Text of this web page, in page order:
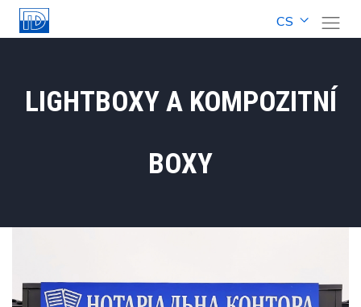
CS
LIGHTBOXY A KOMPOZITNÍ
BOXY